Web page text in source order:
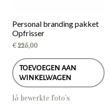
Personal branding pakket
Opfrisser
€225,00
TOEVOEGEN AAN
WINKELWAGEN
15 bewerkte foto’s